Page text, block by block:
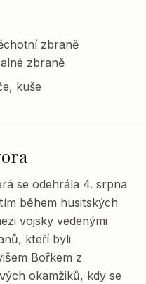
zbraně
zbraně
kuše
se odehrála 4. srpna
během husitských
vojsky vedenými
kteří byli
Bořkem z
okamžiků, kdy se